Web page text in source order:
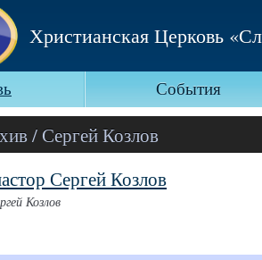
Христианская Церковь
События
/ Сергей Козлов
Сергей Козлов
Козлов